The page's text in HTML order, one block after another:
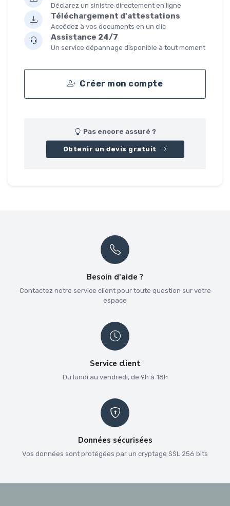
Déclarez un sinistre directement en ligne
Téléchargement d'attestations
Accédez à vos documents en un clic
Assistance 24/7
Un service dépannage disponible à tout moment
Créer mon compte
Pas encore assuré ?
Obtenir un devis gratuit
Besoin d'aide ?
Contactez notre service client pour toute question sur votre
espace
Service client
Du lundi au vendredi, de 9h à 18h
Données sécurisées
Vos données sont protégées par un cryptage SSL 256 bits